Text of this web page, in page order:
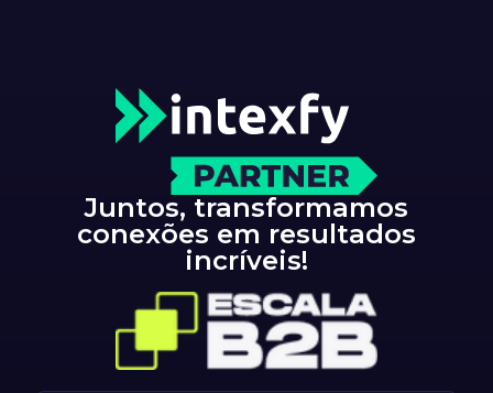
Juntos, transformamos
conexões em resultados
incríveis!